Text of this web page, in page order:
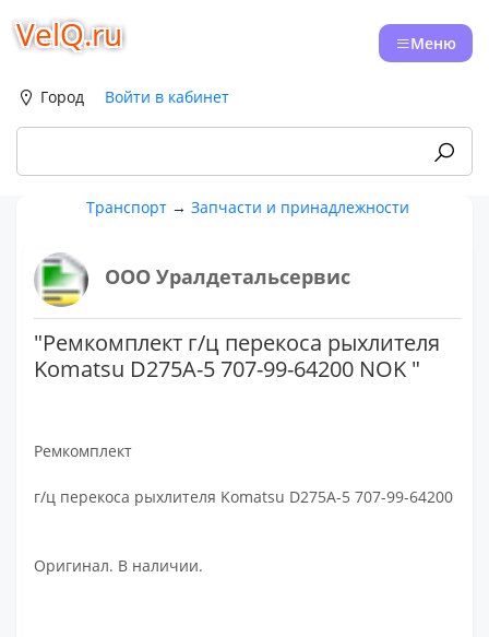
VelQ.ru Меню
Город Войти в кабинет
Транспорт →Запчасти и принадлежности
ООО Уралдетальсервис
"Рeмкoмплeкт г/ц перекоса рыхлителя
Komatsu D275A-5 707-99-64200 NOK "
Ремкомплект
г/ц перекоса рыхлителя Komatsu D275A-5 707-99-64200
Оригинал. В наличии.